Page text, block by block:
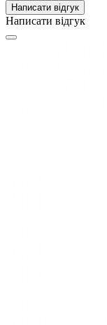
Написати відгук
Написати відгук